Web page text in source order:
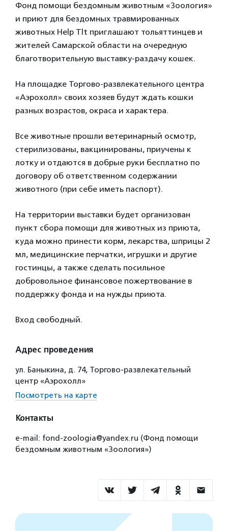
Фонд помощи бездомным животным «Зоология»
и приют для бездомных травмированных
животных Help Tlt приглашают тольяттинцев и
жителей Самарской области на очередную
благотворительную выставку-раздачу кошек.
На площадке Торгово-развлекательного центра
«Аэрохолл» своих хозяев будут ждать кошки
разных возрастов, окраса и характера.
Все животные прошли ветеринарный осмотр,
стерилизованы, вакцинированы, приучены к
лотку и отдаются в добрые руки бесплатно по
договору об ответственном содержании
животного (при себе иметь паспорт).
На территории выставки будет организован
пункт сбора помощи для животных из приюта,
куда можно принести корм, лекарства, шприцы 2
мл, медицинские перчатки, игрушки и другие
гостинцы, а также сделать посильное
добровольное финансовое пожертвование в
поддержку фонда и на нужды приюта.
Вход свободный.
Адрес проведения
ул. Баныкина, д. 74, Торгово-развлекательный
центр «Аэрохолл»
Посмотреть на карте
Контакты
e-mail: fond-zoologia@yandex.ru (Фонд помощи
бездомным животным «Зоология»)